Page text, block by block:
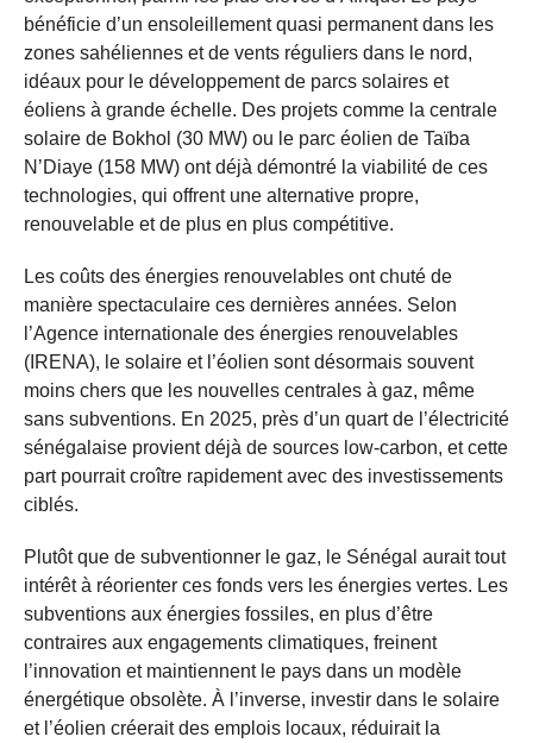
bénéficie d’un ensoleillement quasi permanent dans les
zones sahéliennes et de vents réguliers dans le nord,
idéaux pour le développement de parcs solaires et
éoliens à grande échelle. Des projets comme la centrale
solaire de Bokhol (30 MW) ou le parc éolien de Taïba
N’Diaye (158 MW) ont déjà démontré la viabilité de ces
technologies, qui offrent une alternative propre,
renouvelable et de plus en plus compétitive.
Les coûts des énergies renouvelables ont chuté de
manière spectaculaire ces dernières années. Selon
l’Agence internationale des énergies renouvelables
(IRENA), le solaire et l’éolien sont désormais souvent
moins chers que les nouvelles centrales à gaz, même
sans subventions. En 2025, près d’un quart de l’électricité
sénégalaise provient déjà de sources low-carbon, et cette
part pourrait croître rapidement avec des investissements
ciblés.
Plutôt que de subventionner le gaz, le Sénégal aurait tout
intérêt à réorienter ces fonds vers les énergies vertes. Les
subventions aux énergies fossiles, en plus d’être
contraires aux engagements climatiques, freinent
l’innovation et maintiennent le pays dans un modèle
énergétique obsolète. À l’inverse, investir dans le solaire
et l’éolien créerait des emplois locaux, réduirait la